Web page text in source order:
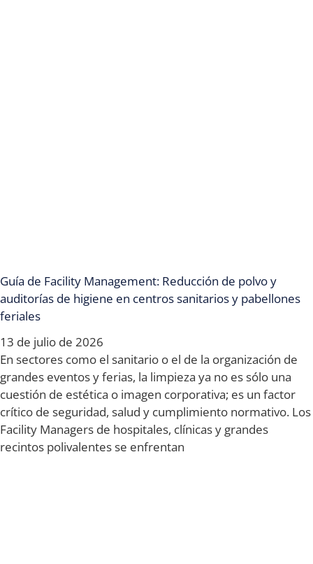
Guía de Facility Management: Reducción de polvo y
auditorías de higiene en centros sanitarios y pabellones
feriales
13 de julio de 2026
En sectores como el sanitario o el de la organización de
grandes eventos y ferias, la limpieza ya no es sólo una
cuestión de estética o imagen corporativa; es un factor
crítico de seguridad, salud y cumplimiento normativo. Los
Facility Managers de hospitales, clínicas y grandes
recintos polivalentes se enfrentan